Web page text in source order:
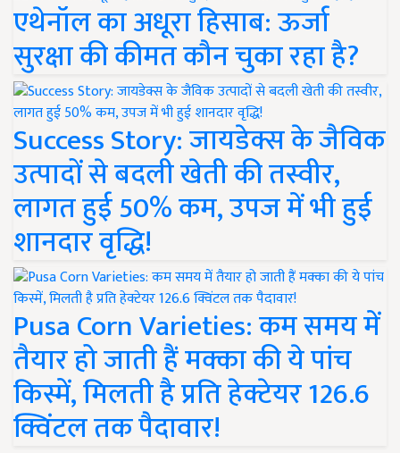
एथेनॉल का अधूरा हिसाब: ऊर्जा
सुरक्षा की कीमत कौन चुका रहा है?
Success Story: जायडेक्स के जैविक
उत्पादों से बदली खेती की तस्वीर,
लागत हुई 50% कम, उपज में भी हुई
शानदार वृद्धि!
Pusa Corn Varieties: कम समय में
तैयार हो जाती हैं मक्का की ये पांच
किस्में, मिलती है प्रति हेक्टेयर 126.6
क्विंटल तक पैदावार!